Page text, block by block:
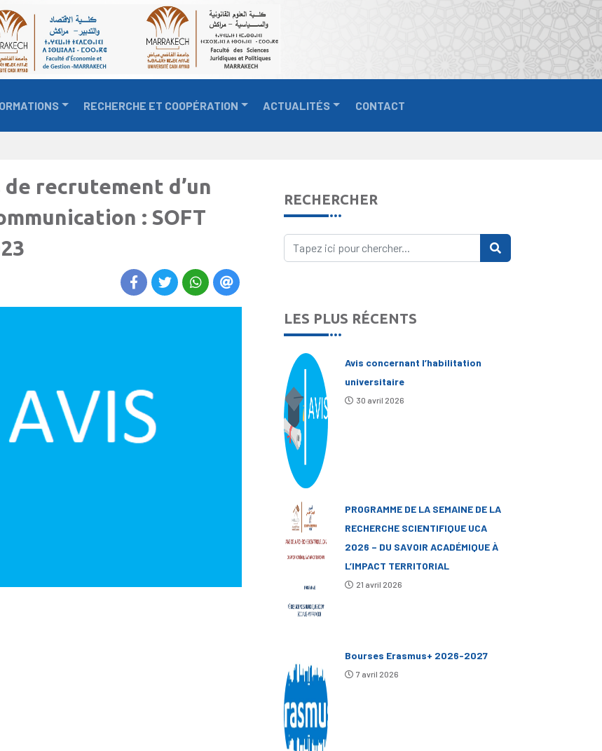
RECHERCHE ET COOPÉRATION ACTUALITÉS CONTACT
recrutement d’un
: SOFT
RECHERCHER
LES PLUS RÉCENTS
Avis concernant l’habilitation
universitaire
30 avril 2026
PROGRAMME DE LA SEMAINE DE LA
RECHERCHE SCIENTIFIQUE UCA
2026 – DU SAVOIR ACADÉMIQUE À
L’IMPACT TERRITORIAL
21 avril 2026
Bourses Erasmus+ 2026-2027
7 avril 2026